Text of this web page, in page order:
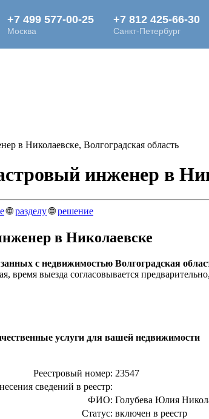
в Николаевске, Волгоградская область
инженер в
🌐разделу🌐решение
в Николаевске
с недвижимостью Волгоградская
выезда согласовывается
услуги для вашей недвижимости
Реестровый номер: 23547
сведений в реестр:
ФИО: Голубева Юлия
Статус: включен в реестр